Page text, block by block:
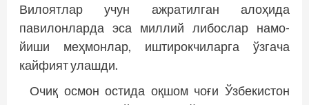
Вилоятлар учун ажратилган алоҳида
павилонларда эса миллий либослар намо­
йиши меҳмонлар, иштирокчиларга ўзгача
кайфият улашди.
Очиқ осмон остида оқшом чоғи Ўзбекистон